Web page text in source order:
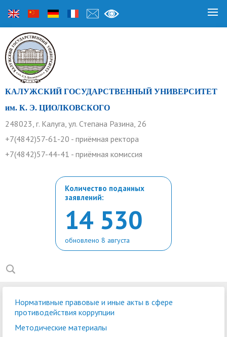
КАЛУЖСКИЙ ГОСУДАРСТВЕННЫЙ УНИВЕРСИТЕТ
им. К. Э. ЦИОЛКОВСКОГО
248023, г. Калуга, ул. Степана Разина, 26
+7(4842)57-61-20 - приёмная ректора
+7(4842)57-44-41 - приёмная комиссия
Количество поданных
заявлений:
14 530
обновлено 8 августа
Нормативные правовые и иные акты в сфере
противодействия коррупции
Методические материалы